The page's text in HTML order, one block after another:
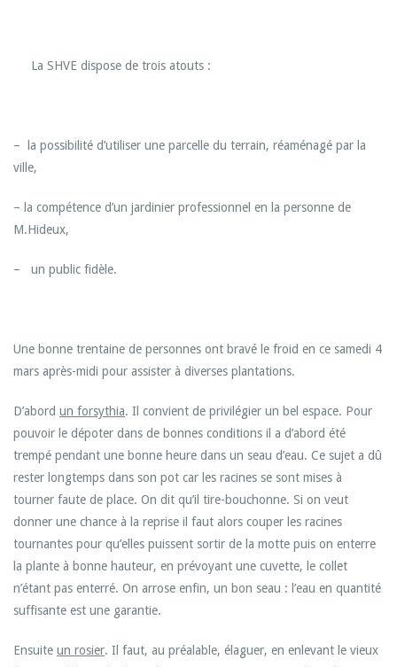
La SHVE dispose de trois atouts :
– la possibilité d’utiliser une parcelle du terrain, réaménagé par la
ville,
– la compétence d’un jardinier professionnel en la personne de
M.Hideux,
– un public fidèle.
Une bonne trentaine de personnes ont bravé le froid en ce samedi 4
mars après-midi pour assister à diverses plantations.
D’abord un forsythia. Il convient de privilégier un bel espace. Pour
pouvoir le dépoter dans de bonnes conditions il a d’abord été
trempé pendant une bonne heure dans un seau d’eau. Ce sujet a dû
rester longtemps dans son pot car les racines se sont mises à
tourner faute de place. On dit qu’il tire-bouchonne. Si on veut
donner une chance à la reprise il faut alors couper les racines
tournantes pour qu’elles puissent sortir de la motte puis on enterre
la plante à bonne hauteur, en prévoyant une cuvette, le collet
n’étant pas enterré. On arrose enfin, un bon seau : l’eau en quantité
suffisante est une garantie.
Ensuite un rosier. Il faut, au préalable, élaguer, en enlevant le vieux